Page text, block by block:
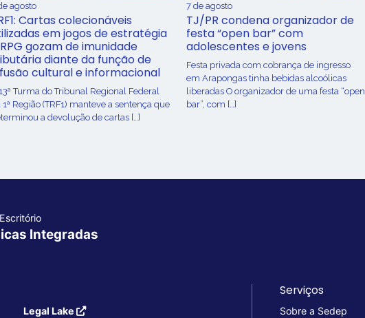
agosto
Cartas colecionáveis
em jogos de estratégia
gozam de imunidade
diante da função de
cultural e informacional
Turma do Tribunal Regional Federal
1ª Região (TRF1) manteve a sentença que
a devolução de cartas […]
7 de agosto
TJ/PR condena organizador de
festa “open bar” com
adolescentes e jovens
Festa privada com cobrança de ingresso
em Arapongas tinha bebidas alcoólicas
liberadas O organizador de uma festa “open
bar”, com […]
Integradas
Legal Lake
Serviços
Sobre a Sedep